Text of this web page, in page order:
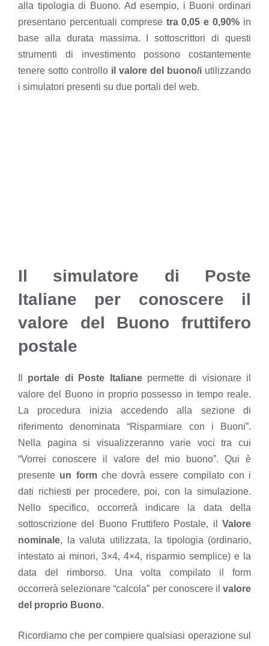
alla tipologia di Buono. Ad esempio, i Buoni ordinari
presentano percentuali compresetra 0,05 e 0,90% in
base alla durata massima. I sottoscrittori di questi
strumenti di investimento possono costantemente
tenere sotto controllo il valore del buono/i utilizzando
i simulatori presenti su due portali del web.
Il simulatore di Poste
Italiane per conoscere il
valore del Buono fruttifero
postale
portale di Poste Italianepermette di visionare il
valore del Buono in proprio possesso in tempo reale.
La procedura inizia accedendo alla sezione di
riferimento denominata “Risparmiare con i Buoni”.
Nella pagina si visualizzeranno varie voci tra cui
“Vorrei conoscere il valore del mio buono”. Qui è
presente un formche dovrà essere compilato con i
dati richiesti per procedere, poi, con la simulazione.
Nello specifico, occorrerà indicare la data della
sottoscrizione del Buono Fruttifero Postale, il
Valore
nominale, la valuta utilizzata, la tipologia (ordinario,
intestato ai minori, 3×4, 4×4, risparmio semplice) e la
data del rimborso. Una volta compilato il form
occorrerà selezionare “calcola” per conoscere il valore
del proprio Buono.
Ricordiamo che per compiere qualsiasi operazione sul